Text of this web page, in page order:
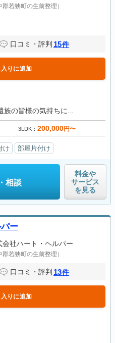
郡若狭町の生前整理）
口コミ・評判 15件
りに追加
の皆様の気持ちに...
3LDK 200,000円〜
け 部屋片付け
相談
料金や
サービス
を見る
ー
会社ハート・ヘルパー
郡若狭町の生前整理）
口コミ・評判 13件
りに追加